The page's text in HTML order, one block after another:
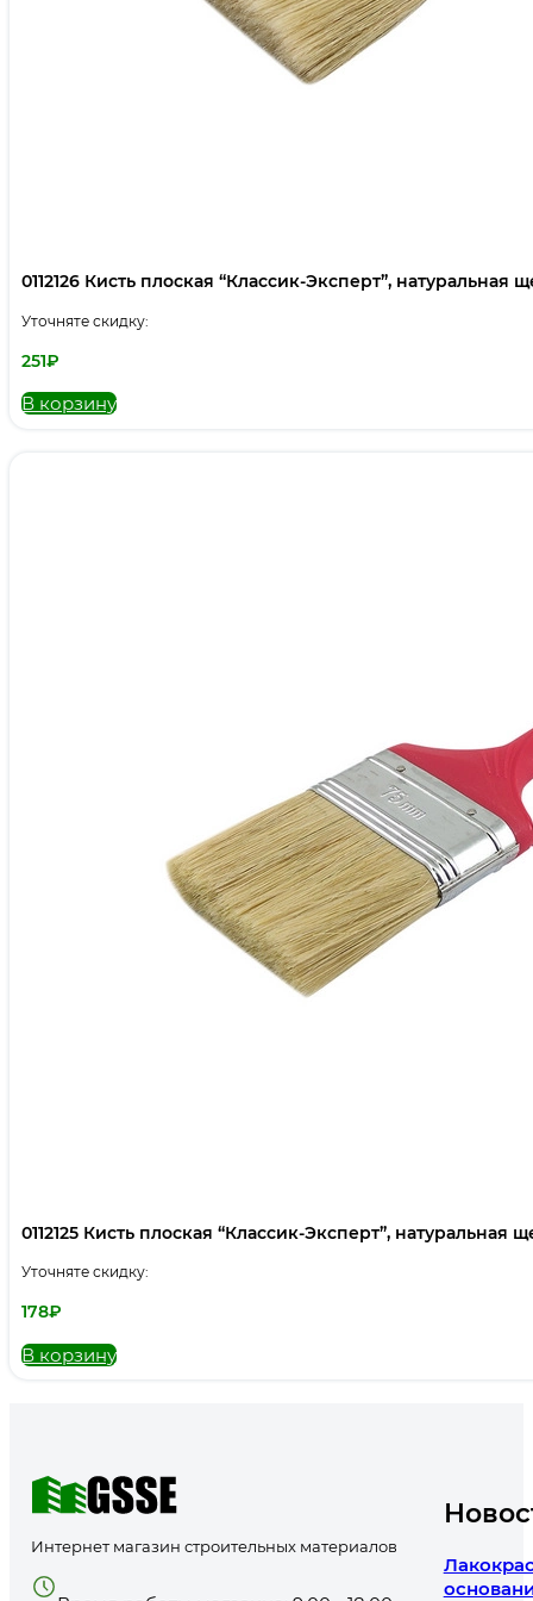
0112126 Кисть плоская “Классик-Эксперт”, натуральная
Уточняте скидку:
251₽
В корзину
0112125 Кисть плоская “Классик-Эксперт”, натуральная
Уточняте скидку:
178₽
В корзину
Интернет магазин строительных материалов